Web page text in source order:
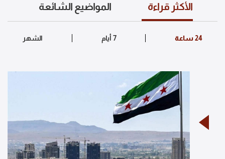
الأكثر قراءة المواضيع الشائعة